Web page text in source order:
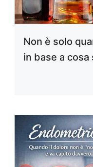
Non è solo
in base a